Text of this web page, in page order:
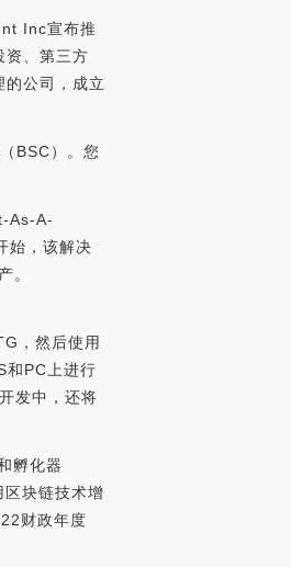
Inc宣布推
资、第三方
公司，成立
BSC）。您
As-A-
始，该解决
。
，然后使用
和PC上进行
发中，还将
孵化器
块链技术增
财政年度